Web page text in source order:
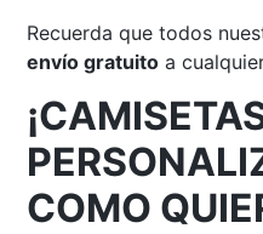
Recuerda que todos
envío gratuito a
COMO